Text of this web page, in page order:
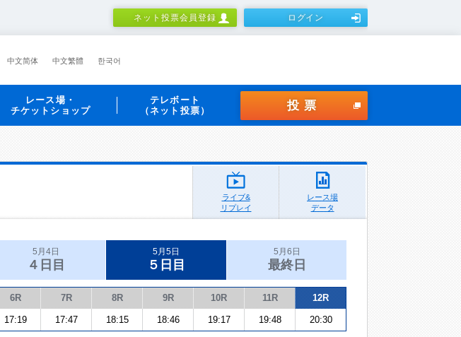
ネット投票会員登録 ログイン
中文简体 中文繁體 한국어
レース場・
チケットショップ
テレボート
（ネット投票）
投票
ライブ&
リプレイ
レース場
データ
5月4日
４日目
5月5日
５日目
5月6日
最終日
6R 7R 8R 9R 10R 11R 12R
17:19 17:47 18:15 18:46 19:17 19:48 20:30